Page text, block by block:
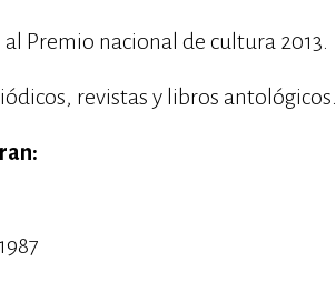
Premio nacional de cultura 2013.
revistas y libros antológicos.